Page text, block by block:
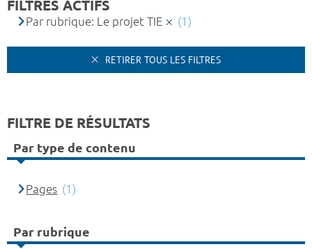
FILTRES ACTIFS
Par rubrique: Le projet TIE (1)
RETIRER TOUS LES FILTRES
FILTRE DE RÉSULTATS
Par type de contenu
Pages (1)
Par rubrique